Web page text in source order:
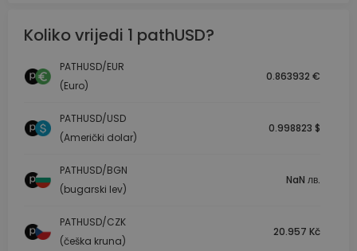
Koliko vrijedi 1 pathUSD?
PATHUSD/EUR
(Euro)
0.863932 €
PATHUSD/USD
(Američki dolar)
0.998823 $
PATHUSD/BGN
(bugarski lev)
NaN лв.
PATHUSD/CZK
(češka kruna)
20.957 Kč